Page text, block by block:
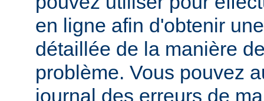
en ligne afin d'obtenir
détaillée de la manière
problème. Vous pouvez
journal des erreurs de